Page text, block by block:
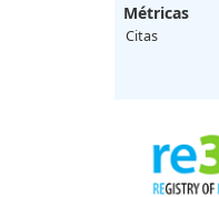
Métricas
Citas